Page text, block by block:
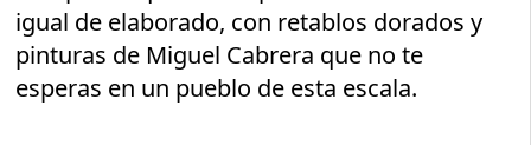
igual de elaborado, con retablos dorados y
pinturas de Miguel Cabrera que no te
esperas en un pueblo de esta escala.